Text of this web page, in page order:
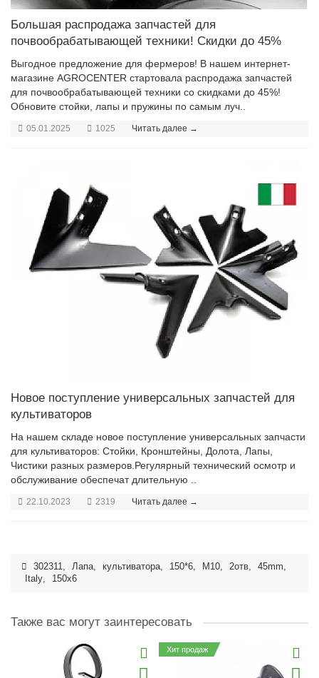
Большая распродажа запчастей для
почвообрабатывающей техники! Скидки до 45%
Выгодное предложение для фермеров! В нашем интернет-
магазине AGROCENTER стартовала распродажа запчастей
для почвообрабатывающей техники со скидками до 45%!
Обновите стойки, лапы и пружины по самым луч..
05.01.2025 1025 Читать далее →
Новое поступление универсальных запчастей для
культиваторов
На нашем складе новое поступление универсальных запчасти
для культиваторов: Стойки, Кронштейны, Долота, Лапы,
Чистики разных размеров.Регулярный технический осмотр и
обслуживание обеспечат длительную ..
22.10.2023 2319 Читать далее →
302311, Лапа, культиватора, 150*6, M10, 2отв, 45mm,
Italy, 150x6
Также вас могут заинтересовать
Хит продаж